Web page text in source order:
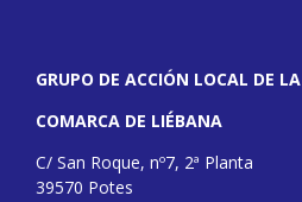
GRUPO DE ACCIÓN LOCAL DE LA
COMARCA DE LIÉBANA
C/ San Roque, nº7, 2ª Planta
39570 Potes